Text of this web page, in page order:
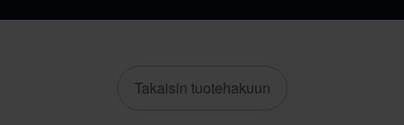
Takaisin tuotehakuun